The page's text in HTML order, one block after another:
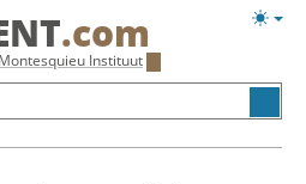
.com
Montesquieu Instituut